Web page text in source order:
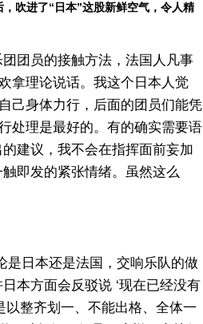
吹进了“日本”这股新鲜空气，令人精
团团员的接触方法，法国人凡事
拿理论说话。我这个日本人觉
己身体力行，后面的团员们能凭
处理是最好的。有的确实需要语
建议，我不会在指挥面前妄加
即发的紧张情绪。虽然这么
是日本还是法国，交响乐队的做
本方面会反驳说 ‘现在已经没有
以整齐划一、不能出格、全体一